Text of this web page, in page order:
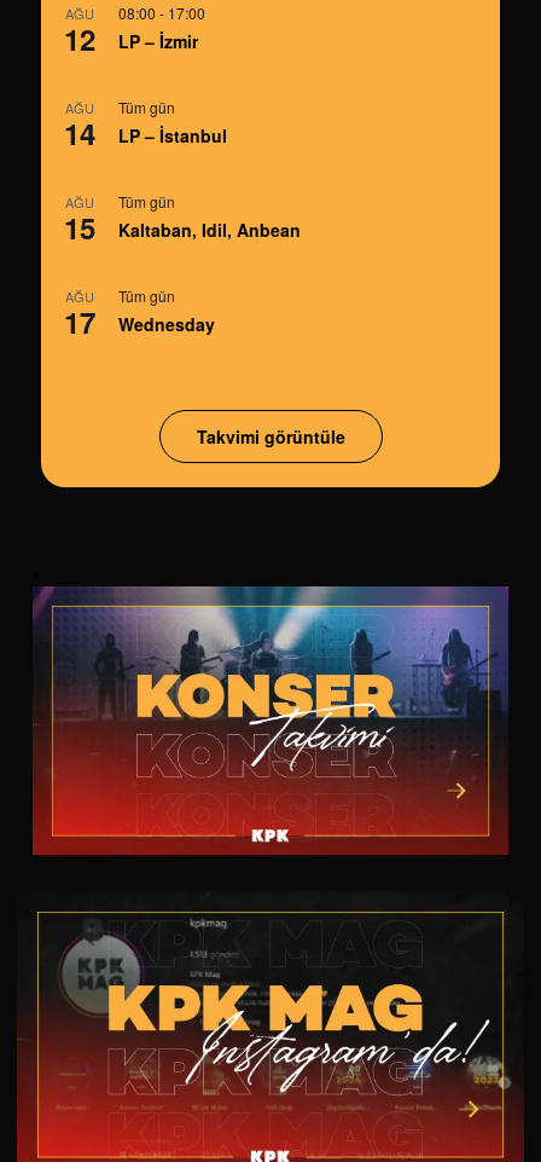
AĞU
12
08:00 - 17:00
LP – İzmir
AĞU
14
Tüm gün
LP – İstanbul
AĞU
15
Tüm gün
Kaltaban, Idil, Anbean
AĞU
17
Tüm gün
Wednesday
Takvimi görüntüle